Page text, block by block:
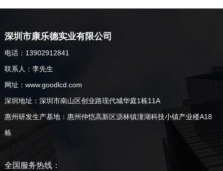
深圳市康乐德实业有限公司
电话：13902912841
联系人：李先生
网址：www.goodlcd.com
深圳地址：深圳市南山区创业路现代城华庭1栋11A
惠州研发生产基地：惠州仲恺高新区沥林镇潼湖科技小镇产业楼A18
栋
全国服务热线：